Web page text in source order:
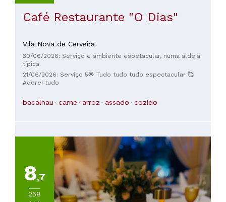
Café Restaurante "O Dias"
Vila Nova de Cerveira
30/06/2026: Serviço e ambiente espetacular, numa aldeia
típica.
21/06/2026: Serviço 5🌟 Tudo tudo tudo espectacular 🥰
Adorei tudo
bacalhau carne arroz assado cozido
8,7
258